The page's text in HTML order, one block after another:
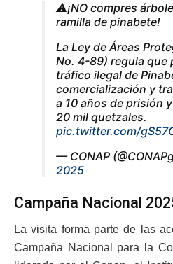
⚠️¡NO compres
ramilla de pinabete!
La Ley de Áreas
No. 4-89) regula que
tráfico ilegal de
comercialización y
a 10 años de prisión
20 mil quetzales.
pic.twitter.com/
— CONAP
2025
Campaña Nacional
La visita forma parte de las
Campaña Nacional para la